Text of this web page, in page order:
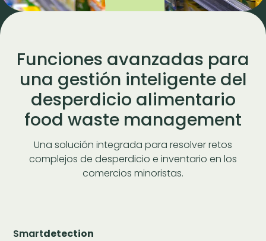
Funciones avanzadas para
una gestión inteligente del
desperdicio alimentario
food waste management
Una solución integrada para resolver retos
complejos de desperdicio e inventario en los
comercios minoristas.
Smartdetection